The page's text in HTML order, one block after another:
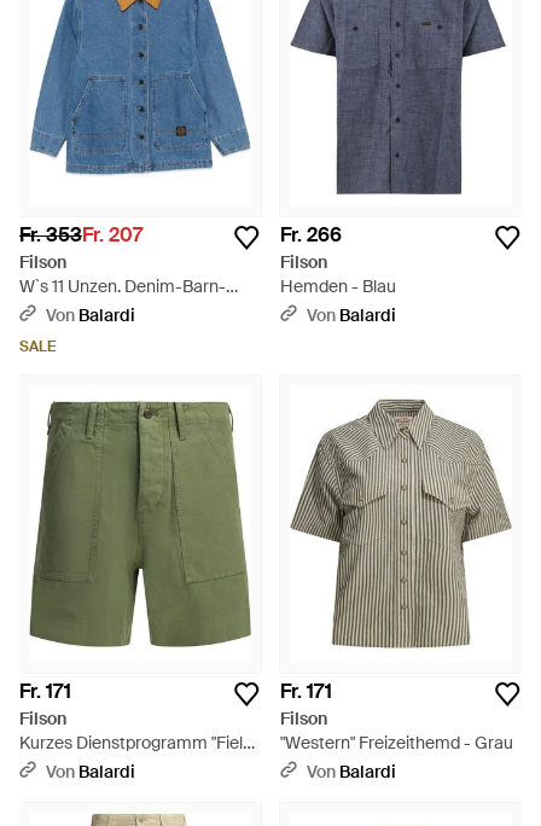
Fr. 353Fr. 207
Filson
W`s 11 Unzen. Denim-Barn-
Mantel - Blau
Von Balardi
SALE
Fr. 266
Filson
Hemden - Blau
Von Balardi
Fr. 171
Filson
Kurzes Dienstprogramm "Field
Supply" von - Grün
Von Balardi
Fr. 171
Filson
"Western" Freizeithemd - Grau
Von Balardi